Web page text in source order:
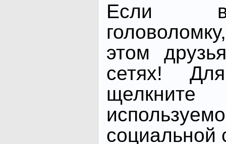
Если
этом
сетях!
социальной